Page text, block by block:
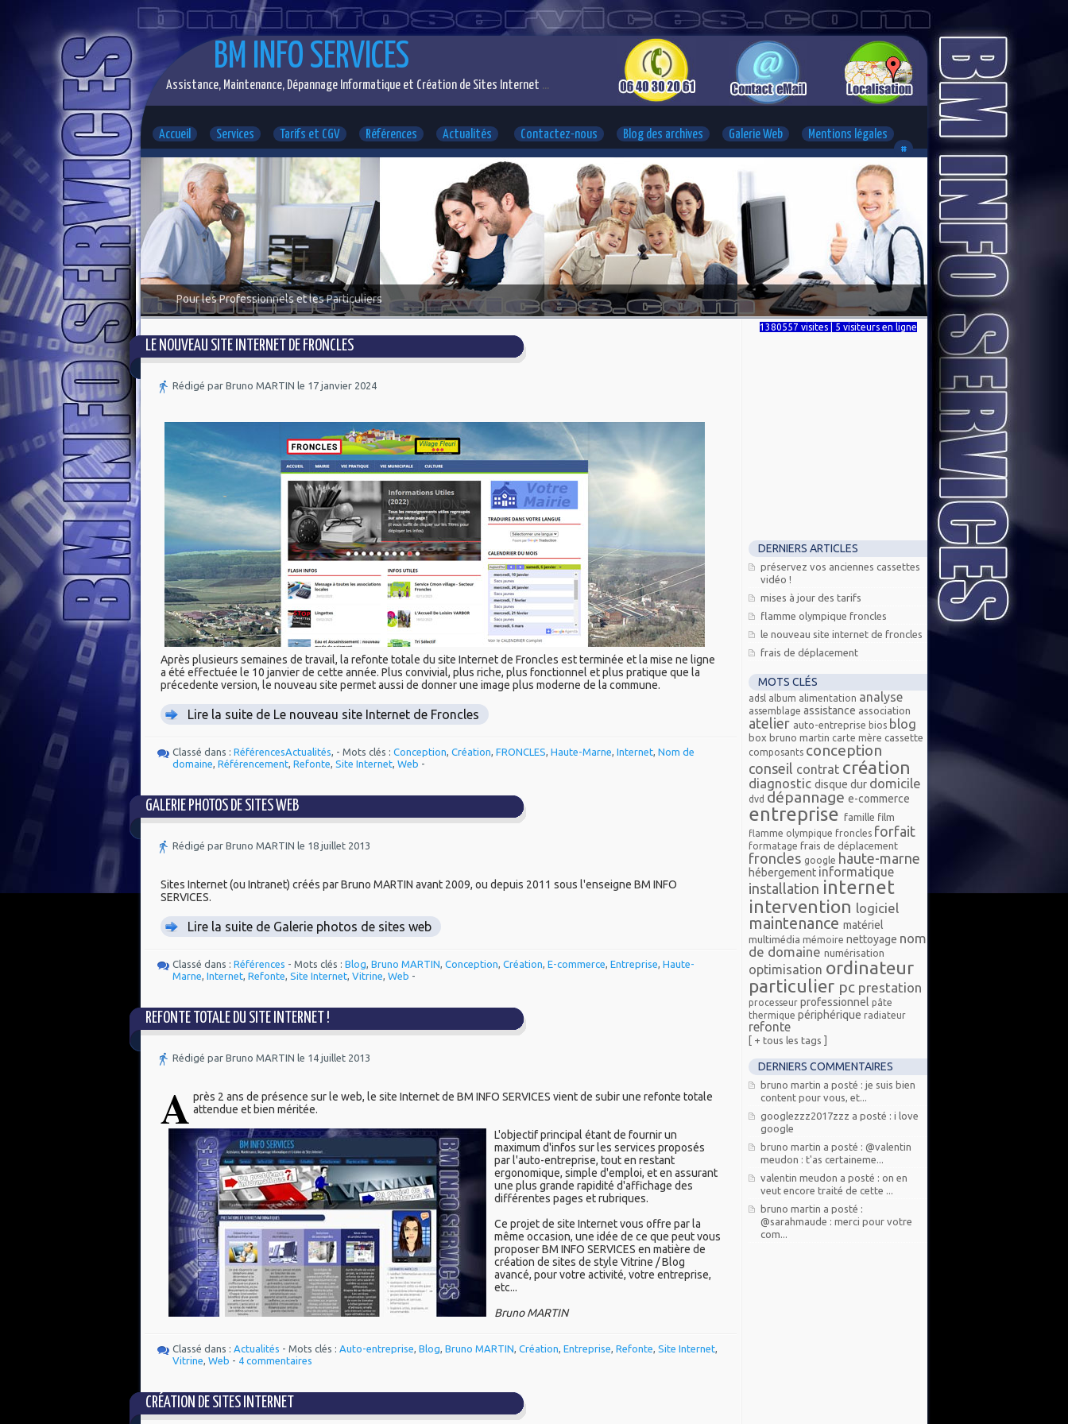
BM INFO SERVICES
Assistance, Maintenance, Dépannage Informatique et Création de Sites Internet ...
Accueil Services Tarifs et CGV Références Actualités Contactez-nous Blog des archives Galerie Web
Mentions légales
#
Pour les Professionnels et les Particuliers
LE NOUVEAU SITE INTERNET DE FRONCLES
Rédigé par Bruno MARTIN le 17 janvier 2024
Après plusieurs semaines de travail, la refonte totale du site Internet de Froncles est terminée et la mise ne ligne
a été effectuée le 10 janvier de cette année. Plus convivial, plus riche, plus fonctionnel et plus pratique que la
précedente version, le nouveau site permet aussi de donner une image plus moderne de la commune.
Lire la suite de Le nouveau site Internet de Froncles
Classé dans : RéférencesActualités, - Mots clés : Conception, Création, FRONCLES, Haute-Marne, Internet, Nom de
domaine, Référencement, Refonte, Site Internet, Web -
GALERIE PHOTOS DE SITES WEB
Rédigé par Bruno MARTIN le 18 juillet 2013
Sites Internet (ou Intranet) créés par Bruno MARTIN avant 2009, ou depuis 2011 sous l'enseigne BM INFO
SERVICES.
Lire la suite de Galerie photos de sites web
Classé dans : Références - Mots clés : Blog, Bruno MARTIN, Conception, Création, E-commerce, Entreprise, Haute-
Marne, Internet, Refonte, Site Internet, Vitrine, Web -
REFONTE TOTALE DU SITE INTERNET !
Rédigé par Bruno MARTIN le 14 juillet 2013
A près 2 ans de présence sur le web, le site Internet de BM INFO SERVICES vient de subir une refonte totale
attendue et bien méritée.
L'objectif principal étant de fournir un
maximum d'infos sur les services proposés
par l'auto-entreprise, tout en restant
ergonomique, simple d'emploi, et en assurant
une plus grande rapidité d'affichage des
différentes pages et rubriques.
Ce projet de site Internet vous offre par la
même occasion, une idée de ce que peut vous
proposer BM INFO SERVICES en matière de
création de sites de style Vitrine / Blog
avancé, pour votre activité, votre entreprise,
etc...
Bruno MARTIN
Classé dans : Actualités - Mots clés : Auto-entreprise, Blog, Bruno MARTIN, Création, Entreprise, Refonte, Site Internet,
Vitrine, Web - 4 commentaires
CRÉATION DE SITES INTERNET
1380557 visites | 5 visiteurs en ligne
DERNIERS ARTICLES
préservez vos anciennes cassettes
vidéo !
mises à jour des tarifs
flamme olympique froncles
le nouveau site internet de froncles
frais de déplacement
MOTS CLÉS
adsl album alimentation analyse
assemblage assistance association
atelier auto-entreprise bios blog
box bruno martin carte mère cassette
composants conception
conseil contrat création
diagnostic disque dur domicile
dvd dépannage e-commerce
entreprise famille film
flamme olympique froncles forfait
formatage frais de déplacement
froncles google haute-marne
hébergement informatique
installation internet
intervention logiciel
maintenance matériel
multimédia mémoire nettoyage nom
de domaine numérisation
optimisation ordinateur
particulier pc prestation
processeur professionnel pâte
thermique périphérique radiateur
refonte
[ + tous les tags ]
DERNIERS COMMENTAIRES
bruno martin a posté : je suis bien
content pour vous, et...
googlezzz2017zzz a posté : i love
google
bruno martin a posté : @valentin
meudon : t'as certaineme...
valentin meudon a posté : on en
veut encore traité de cette ...
bruno martin a posté :
@sarahmaude : merci pour votre
com...